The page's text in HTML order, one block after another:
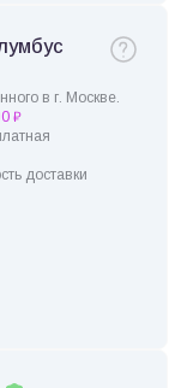
в г. Москве.
₽
доставки